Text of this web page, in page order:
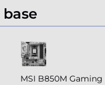
MSI B850M Gaming